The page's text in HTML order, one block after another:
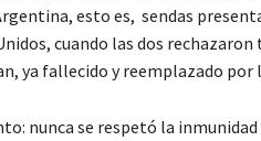
esto es, sendas
cuando las dos
ya fallecido y reemplazado por
nunca se respetó la